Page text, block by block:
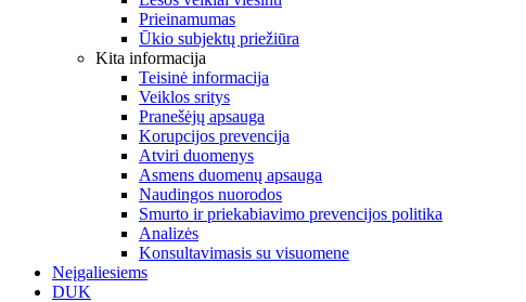
Prieinamumas
Ūkio subjektų priežiūra
Kita informacija
Teisinė informacija
Veiklos sritys
Pranešėjų apsauga
Korupcijos prevencija
Atviri duomenys
Asmens duomenų apsauga
Naudingos nuorodos
Smurto ir priekabiavimo prevencijos politika
Analizės
Konsultavimasis su visuomene
Neįgaliesiems
DUK